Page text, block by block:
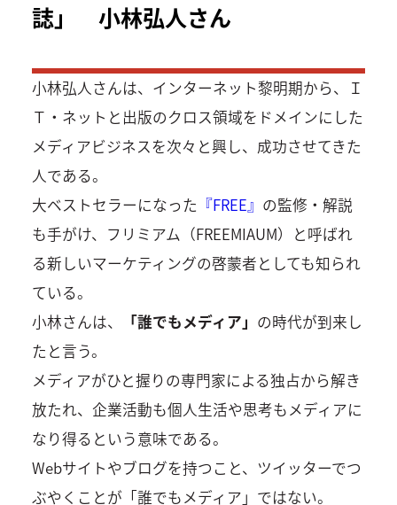
誌」 小林弘人さん
小林弘人さんは、インターネット黎明期から、Ｉ
Ｔ・ネットと出版のクロス領域をドメインにした
メディアビジネスを次々と興し、成功させてきた
人である。
大ベストセラーになった 『FREE』 の監修・解説
も手がけ、フリミアム（FREEMIAUM）と呼ばれ
る新しいマーケティングの啓蒙者としても知られ
ている。
小林さんは、
「誰でもメディア」 の時代が到来し
たと言う。
メディアがひと握りの専門家による独占から解き
放たれ、企業活動も個人生活や思考もメディアに
なり得るという意味である。
Webサイトやブログを持つこと、ツイッターでつ
ぶやくことが「誰でもメディア」ではない。